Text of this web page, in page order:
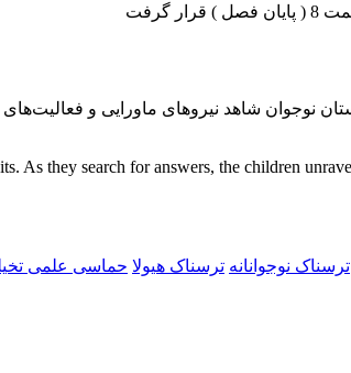
گرفت
۱۹۸۰، گروهی از دوستان نوجوان شاهد نیروهای
As they search for answers, the children
ترسناک نوجوانانه ترسناک هیولا حماسی علمی